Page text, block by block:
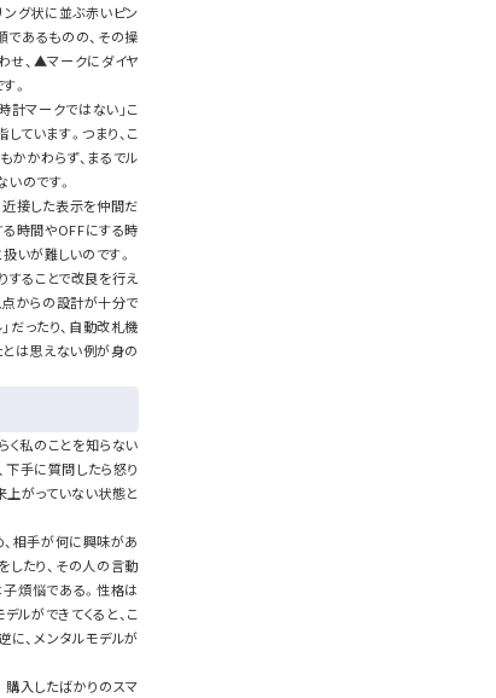
ング状に並ぶ赤いピン
であるものの、その操
せ、▲マークにダイヤ
。
計マークではない」こ
ています。つまり、こ
かかわらず、まるでル
のです。
近接した表示を仲間だ
時間やOFFにする時
いが難しいのです。
することで改良を行え
点からの設計が十分で
だったり、自動改札機
は思えない例が身の
く私のことを知らない
下手に質問したら怒り
上がっていない状態と
相手が何に興味があ
したり、その人の言動
子煩悩である。性格は
ルができてくると、こ
に、メンタルモデルが
購入したばかりのスマ